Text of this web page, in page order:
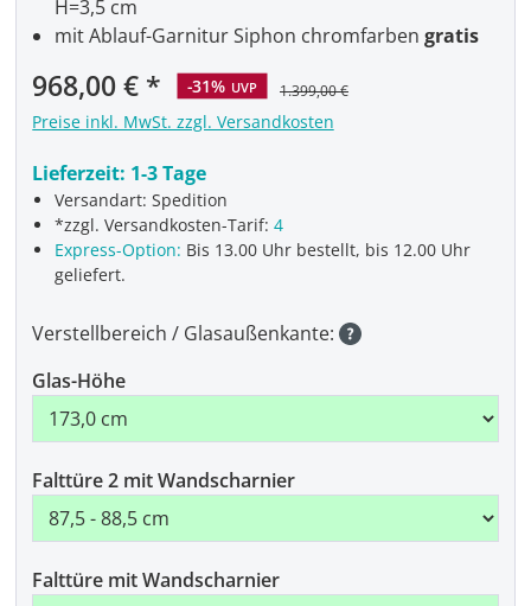
968,00 € -31% UVP 1.399,00 €
Preise inkl. MwSt. zzgl. Versandkosten
Lieferzeit: 1-3 Tage
Versandart: Spedition
*zzgl. Versandkosten-Tarif:4
Express-Option: Bis 13.00 Uhr bestellt, bis 12.00 Uhr
geliefert.
H=3,5 cm
mit Ablauf-Garnitur Siphon chromfarbengratis
Verstellbereich / Glasaußenkante:
Glas-Höhe
Falttüre 2 mit Wandscharnier
Falttüre mit Wandscharnier